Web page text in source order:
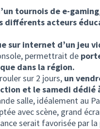
tournois de e-
différents acteurs
sur internet d’un jeu
permettrait de
dans la région.
sur 2 jours, un
et le samedi dédié
salle, idéalement au
avec scène, grand
serait favorisée par